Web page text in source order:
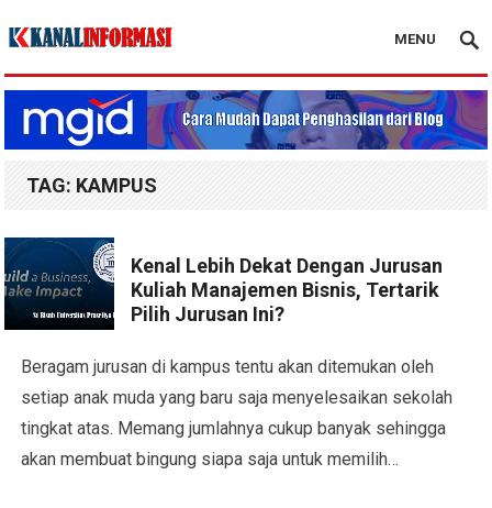
Blog Kanal Info
MENU
TAG: KAMPUS
Kenal Lebih Dekat Dengan Jurusan
Kuliah Manajemen Bisnis, Tertarik
Pilih Jurusan Ini?
Beragam jurusan di kampus tentu akan ditemukan oleh
setiap anak muda yang baru saja menyelesaikan sekolah
tingkat atas. Memang jumlahnya cukup banyak sehingga
akan membuat bingung siapa saja untuk memilih…